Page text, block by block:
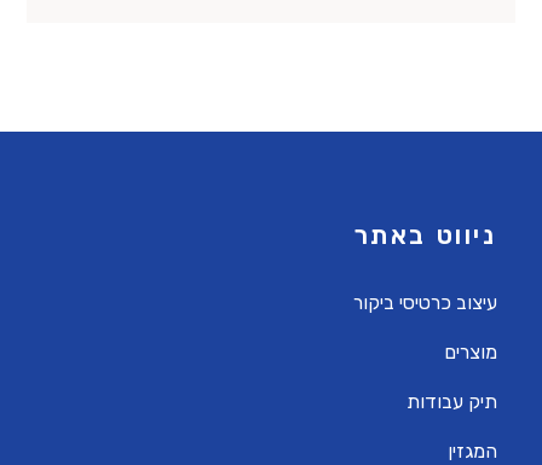
ניווט באתר
עיצוב כרטיסי ביקור
מוצרים
תיק עבודות
המגזין